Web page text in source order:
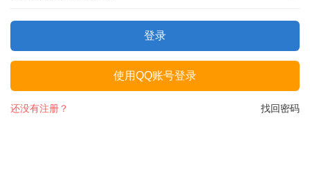
登录
使用QQ账号登录
找回密码
还没有注册？